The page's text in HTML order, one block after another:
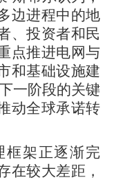
边进程中的地
、投资者和民
点推进电网与
和基础设施建
一阶段的关键
动全球承诺转
架正逐渐完
在较大差距，